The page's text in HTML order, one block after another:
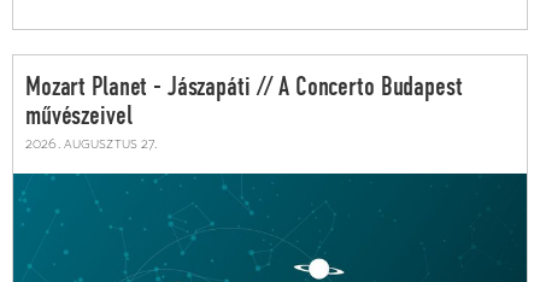
Mozart Planet - Jászapáti // A Concerto Budapest
művészeivel
2026. augusztus 27.